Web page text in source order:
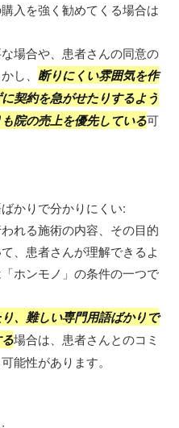
入を強く勧めてくる場合は
場合や、患者さんの同意の
し、 断りにくい雰囲気を作
契約を急がせたりするよう
院の売上を優先している可
かりで分かりにくい:
れる施術の内容、その目的
、患者さんが理解できるよ
ホンモノ」の条件の一つで
、難しい専門用語ばかりで
場合は、患者さんとのコミ
能性があります。